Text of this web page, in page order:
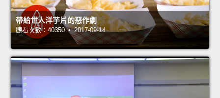
帶給世人洋芋片的惡作劇
觀看次數：40350 • 2017-09-14